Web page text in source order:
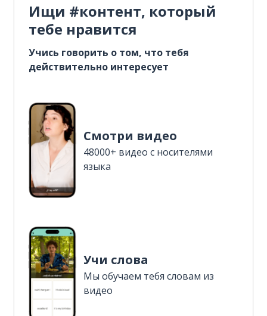
Ищи #контент, который
тебе нравится
Учись говорить о том, что тебя
действительно интересует
Смотри видео
48000+ видео с носителями
языка
Учи слова
Мы обучаем тебя словам из
видео